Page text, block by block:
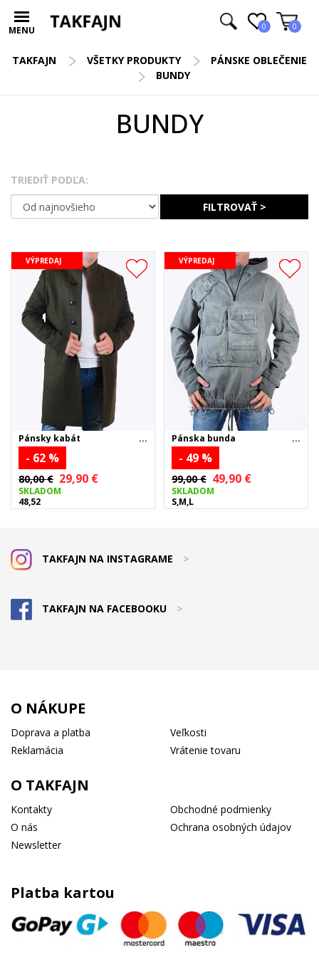
MENU 0 0
TAKFAJN VŠETKY PRODUKTY
PÁNSKE OBLEČENIE
BUNDY
BUNDY
TRIEDIŤ PODĽA:
FILTROVAŤ >
VÝPREDAJ
Pánsky kabát
- 62 %
80,00 € 29,90 €
SKLADOM
48,52
VÝPREDAJ
Pánska bunda
- 49 %
99,00 € 49,90 €
SKLADOM
S,M,L
TAKFAJN NA INSTAGRAME >
TAKFAJN NA FACEBOOKU >
O NÁKUPE
Doprava a platba
Veľkosti
Reklamácia
Vrátenie tovaru
O TAKFAJN
Kontakty
Obchodné podmienky
O nás
Ochrana osobných údajov
Newsletter
Platba kartou